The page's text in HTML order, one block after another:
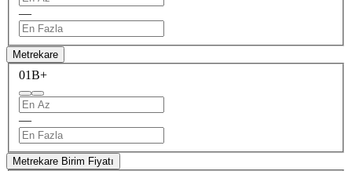
—
Metrekare
01B+
—
Metrekare Birim Fiyatı